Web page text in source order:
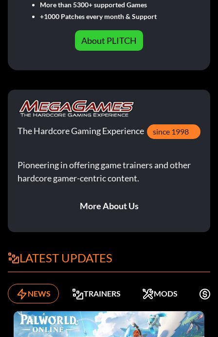
More than 5300+ supported Games
+1000 Patches every month & Support
About PLITCH
The Hardcore Gaming Experience since 1998
Pioneering in offering game trainers and other
hardcore gamer-centric content.
More About Us
LATEST UPDATES
NEWS TRAINERS MODS